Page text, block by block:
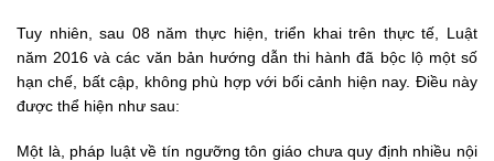
Tuy nhiên, sau 08 năm thực hiện, triển khai trên thực tế, Luật
năm 2016 và các văn bản hướng dẫn thi hành đã bộc lộ một số
hạn chế, bất cập, không phù hợp với bối cảnh hiện nay. Điều này
được thể hiện như sau:
Một là, pháp luật về tín ngưỡng tôn giáo chưa quy định nhiều nội